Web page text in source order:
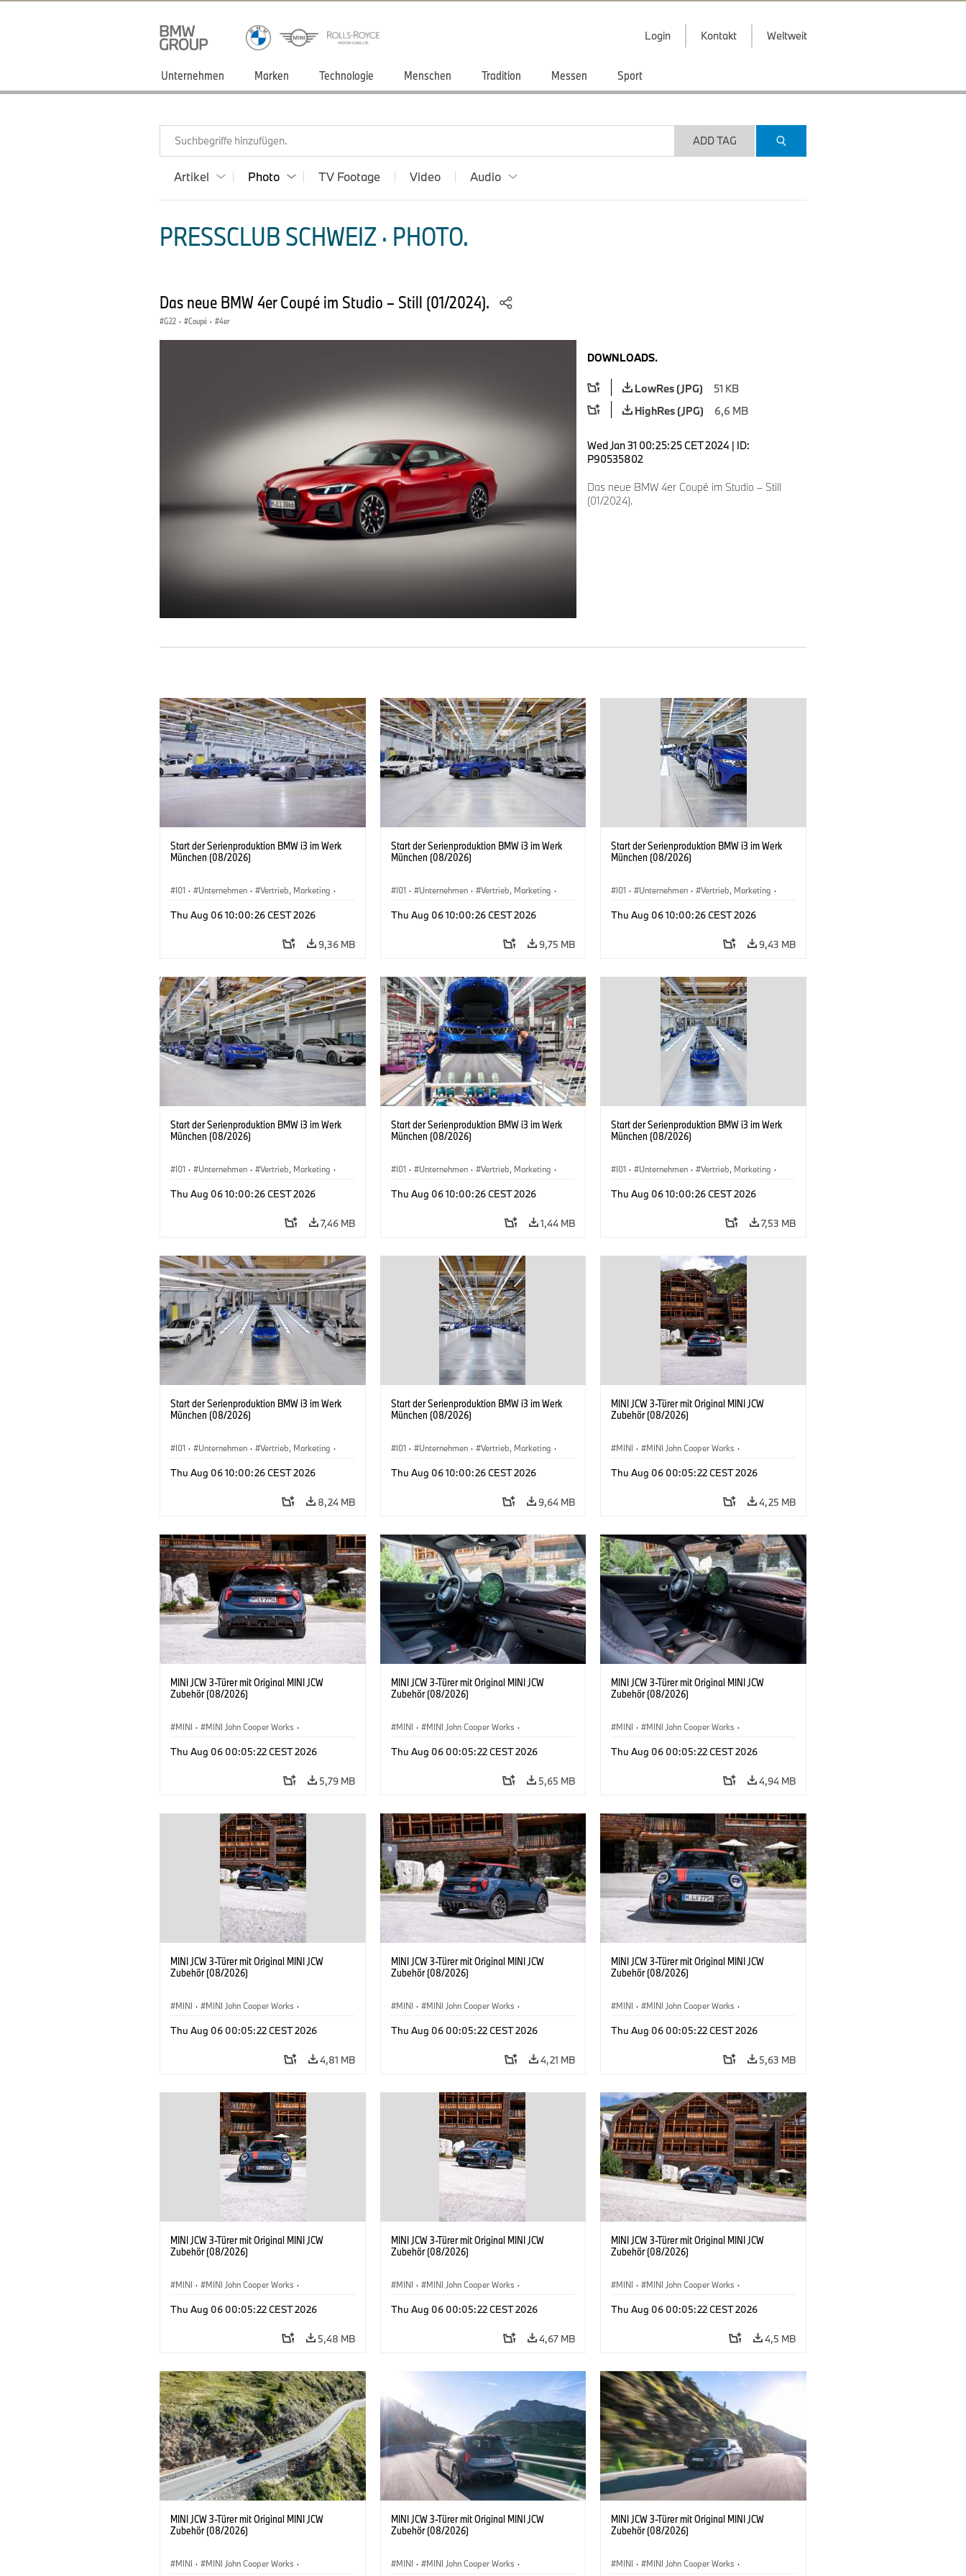
Login Kontakt Weltweit
Unternehmen Marken Technologie Menschen Tradition Messen Sport
Suchbegriffe hinzufügen. ADD TAG
Artikel Photo TV Footage Video Audio
PRESSCLUB SCHWEIZ · PHOTO.
Das neue BMW 4er Coupé im Studio – Still (01/2024).
G22 · Coupé · 4er
DOWNLOADS.
LowRes (JPG)
51 KB
HighRes (JPG)
6,6 MB
Wed Jan 31 00:25:25 CET 2024 | ID:
P90535802
Das neue BMW 4er Coupé im Studio – Still
(01/2024).
Start der Serienproduktion BMW i3 im Werk
München (08/2026)
I01 · Unternehmen · Vertrieb, Marketing ·
Thu Aug 06 10:00:26 CEST 2026
9,36 MB
Start der Serienproduktion BMW i3 im Werk
München (08/2026)
I01 · Unternehmen · Vertrieb, Marketing ·
Thu Aug 06 10:00:26 CEST 2026
9,75 MB
Start der Serienproduktion BMW i3 im Werk
München (08/2026)
I01 · Unternehmen · Vertrieb, Marketing ·
Thu Aug 06 10:00:26 CEST 2026
9,43 MB
Start der Serienproduktion BMW i3 im Werk
München (08/2026)
I01 · Unternehmen · Vertrieb, Marketing ·
Thu Aug 06 10:00:26 CEST 2026
7,46 MB
Start der Serienproduktion BMW i3 im Werk
München (08/2026)
I01 · Unternehmen · Vertrieb, Marketing ·
Thu Aug 06 10:00:26 CEST 2026
1,44 MB
Start der Serienproduktion BMW i3 im Werk
München (08/2026)
I01 · Unternehmen · Vertrieb, Marketing ·
Thu Aug 06 10:00:26 CEST 2026
7,53 MB
Start der Serienproduktion BMW i3 im Werk
München (08/2026)
I01 · Unternehmen · Vertrieb, Marketing ·
Thu Aug 06 10:00:26 CEST 2026
8,24 MB
Start der Serienproduktion BMW i3 im Werk
München (08/2026)
I01 · Unternehmen · Vertrieb, Marketing ·
Thu Aug 06 10:00:26 CEST 2026
9,64 MB
MINI JCW 3-Türer mit Original MINI JCW
Zubehör (08/2026)
MINI · MINI John Cooper Works ·
Sonderausstattungen, Zubehör
Thu Aug 06 00:05:22 CEST 2026
4,25 MB
MINI JCW 3-Türer mit Original MINI JCW
Zubehör (08/2026)
MINI · MINI John Cooper Works ·
Sonderausstattungen, Zubehör
Thu Aug 06 00:05:22 CEST 2026
5,79 MB
MINI JCW 3-Türer mit Original MINI JCW
Zubehör (08/2026)
MINI · MINI John Cooper Works ·
Sonderausstattungen, Zubehör
Thu Aug 06 00:05:22 CEST 2026
5,65 MB
MINI JCW 3-Türer mit Original MINI JCW
Zubehör (08/2026)
MINI · MINI John Cooper Works ·
Sonderausstattungen, Zubehör
Thu Aug 06 00:05:22 CEST 2026
4,94 MB
MINI JCW 3-Türer mit Original MINI JCW
Zubehör (08/2026)
MINI · MINI John Cooper Works ·
Sonderausstattungen, Zubehör
Thu Aug 06 00:05:22 CEST 2026
4,81 MB
MINI JCW 3-Türer mit Original MINI JCW
Zubehör (08/2026)
MINI · MINI John Cooper Works ·
Sonderausstattungen, Zubehör
Thu Aug 06 00:05:22 CEST 2026
4,21 MB
MINI JCW 3-Türer mit Original MINI JCW
Zubehör (08/2026)
MINI · MINI John Cooper Works ·
Sonderausstattungen, Zubehör
Thu Aug 06 00:05:22 CEST 2026
5,63 MB
MINI JCW 3-Türer mit Original MINI JCW
Zubehör (08/2026)
MINI · MINI John Cooper Works ·
Sonderausstattungen, Zubehör
Thu Aug 06 00:05:22 CEST 2026
5,48 MB
MINI JCW 3-Türer mit Original MINI JCW
Zubehör (08/2026)
MINI · MINI John Cooper Works ·
Sonderausstattungen, Zubehör
Thu Aug 06 00:05:22 CEST 2026
4,67 MB
MINI JCW 3-Türer mit Original MINI JCW
Zubehör (08/2026)
MINI · MINI John Cooper Works ·
Sonderausstattungen, Zubehör
Thu Aug 06 00:05:22 CEST 2026
4,5 MB
MINI JCW 3-Türer mit Original MINI JCW
Zubehör (08/2026)
MINI · MINI John Cooper Works ·
MINI JCW 3-Türer mit Original MINI JCW
Zubehör (08/2026)
MINI · MINI John Cooper Works ·
MINI JCW 3-Türer mit Original MINI JCW
Zubehör (08/2026)
MINI · MINI John Cooper Works ·